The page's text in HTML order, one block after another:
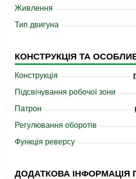
Живлення
Тип двигуна
КОНСТРУКЦІЯ ТА
Конструкція
Підсвічування робочої зони
Патрон
Регулювання оборотів
Функція реверсу
ДОДАТКОВА ІНФОРМАЦІЯ